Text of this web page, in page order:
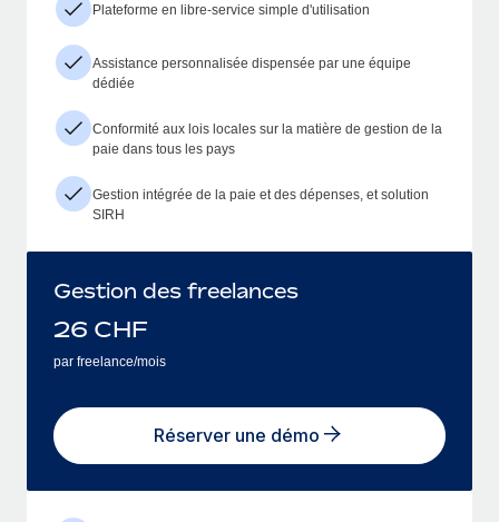
Plateforme en libre-service simple d'utilisation
Assistance personnalisée dispensée par une équipe
dédiée
Conformité aux lois locales sur la matière de gestion de la
paie dans tous les pays
Gestion intégrée de la paie et des dépenses, et solution
SIRH
Gestion des freelances
26 CHF
par freelance/mois
Réserver une démo